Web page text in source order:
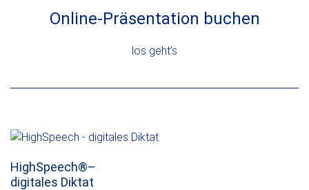
Online-Präsentation buchen
los geht’s
HighSpeech®–
digitales Diktat